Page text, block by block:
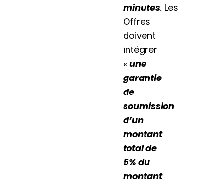
minutes. Les
Offres
doivent
intégrer
«une
garantie
de
soumission
d’un
montant
total de
5% du
montant